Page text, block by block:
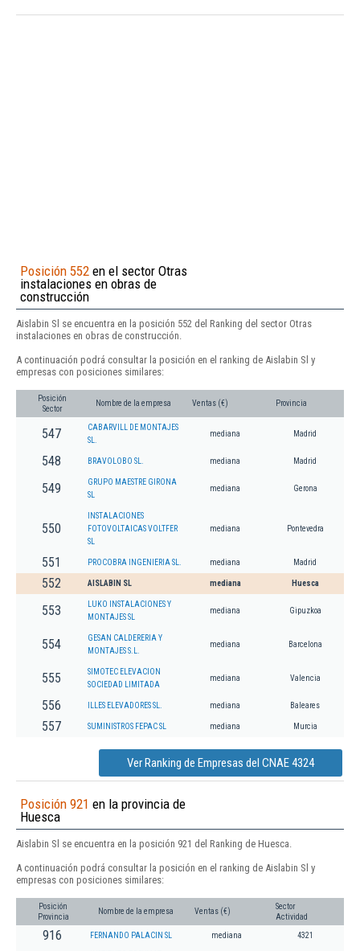
Posición 552 en el sector Otras
instalaciones en obras de
construcción
Aislabin Sl se encuentra en la posición 552 del Ranking del sector Otras
instalaciones en obras de construcción.
A continuación podrá consultar la posición en el ranking de Aislabin Sl y
empresas con posiciones similares:
Posición
Sector
Nombre de la empresa Ventas (€) Provincia
547
CABARVILL DE MONTAJES
SL.
mediana Madrid
548 BRAVOLOBO SL. mediana Madrid
549
GRUPO MAESTRE GIRONA
SL
mediana Gerona
550
INSTALACIONES
FOTOVOLTAICAS VOLTFER
SL
mediana Pontevedra
551 PROCOBRA INGENIERIA SL. mediana Madrid
552 AISLABIN SL mediana Huesca
553
LUKO INSTALACIONES Y
MONTAJES SL
mediana Gipuzkoa
554
GESAN CALDERERIA Y
MONTAJES S.L.
mediana Barcelona
555
SIMOTEC ELEVACION
SOCIEDAD LIMITADA
mediana Valencia
556 ILLES ELEVADORES SL. mediana Baleares
557 SUMINISTROS FEPAC SL mediana Murcia
Ver Ranking de Empresas del CNAE 4324
Posición 921 en la provincia de
Huesca
Aislabin Sl se encuentra en la posición 921 del Ranking de Huesca.
A continuación podrá consultar la posición en el ranking de Aislabin Sl y
empresas con posiciones similares:
Posición
Provincia
Nombre de la empresa Ventas (€)
Sector
Actividad
916 FERNANDO PALACIN SL mediana 4321